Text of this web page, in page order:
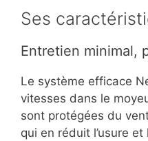
Ses
Entretien minimal,
Le système efficace
vitesses dans le
sont protégées du
qui en réduit l’usure et